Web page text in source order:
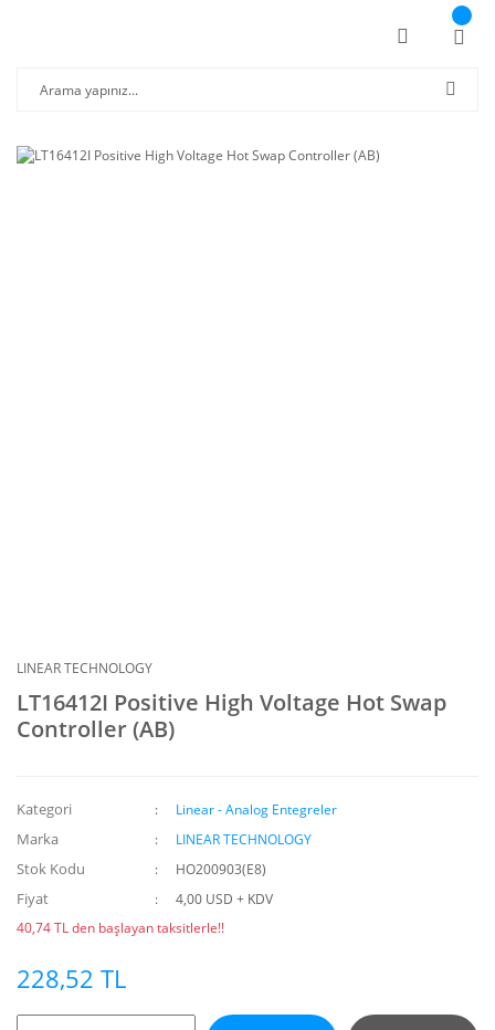
LINEAR TECHNOLOGY
LT16412I Positive High Voltage Hot Swap
Controller (AB)
Kategori Linear - Analog Entegreler
Marka LINEAR TECHNOLOGY
Stok Kodu HO200903(E8)
Fiyat
4,00 USD + KDV
40,74 TL den başlayan taksitlerle!!
228,52 TL